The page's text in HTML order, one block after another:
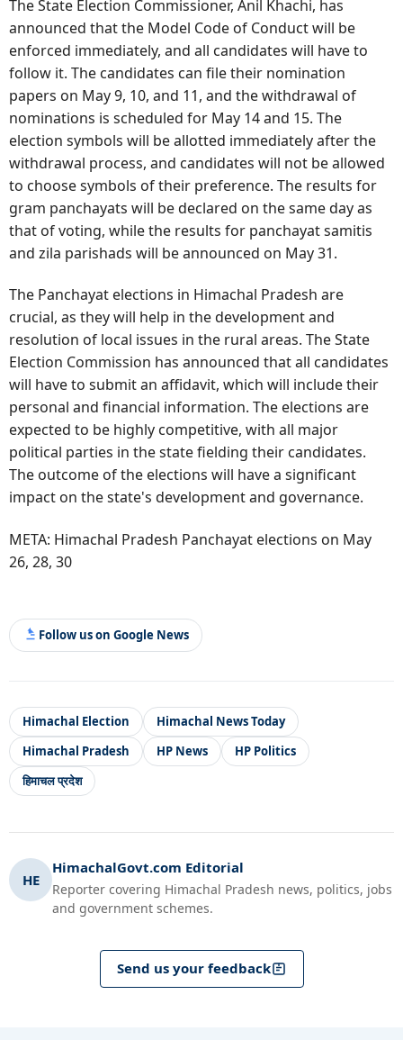
The State Election Commissioner, Anil Khachi, has
announced that the Model Code of Conduct will be
enforced immediately, and all candidates will have to
follow it. The candidates can file their nomination
papers on May 9, 10, and 11, and the withdrawal of
nominations is scheduled for May 14 and 15. The
election symbols will be allotted immediately after the
withdrawal process, and candidates will not be allowed
to choose symbols of their preference. The results for
gram panchayats will be declared on the same day as
that of voting, while the results for panchayat samitis
and zila parishads will be announced on May 31.
The Panchayat elections in Himachal Pradesh are
crucial, as they will help in the development and
resolution of local issues in the rural areas. The State
Election Commission has announced that all candidates
will have to submit an affidavit, which will include their
personal and financial information. The elections are
expected to be highly competitive, with all major
political parties in the state fielding their candidates.
The outcome of the elections will have a significant
impact on the state's development and governance.
META: Himachal Pradesh Panchayat elections on May
26, 28, 30
Follow us on Google News
Himachal Election
Himachal News Today
Himachal Pradesh
HP News
HP Politics
हिमाचल प्रदेश
HE
HimachalGovt.com Editorial
Reporter covering Himachal Pradesh news, politics, jobs
and government schemes.
Send us your feedback